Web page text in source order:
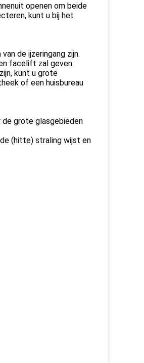
openen om beide
kunt u bij het
de ijzeringang zijn.
facelift zal geven.
kunt u grote
of een huisbureau
de grote glasgebieden
(hitte) straling wijst en